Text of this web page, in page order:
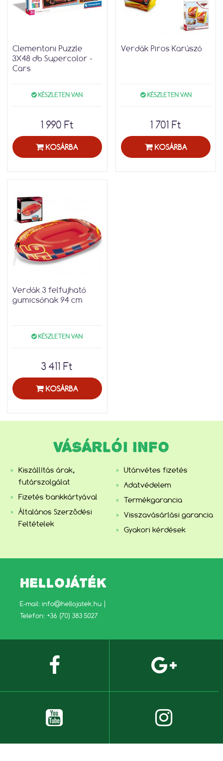
Clementoni Puzzle
3X48 db Supercolor -
Cars
KÉSZLETEN VAN
1 990 Ft
KOSÁRBA
Verdák Piros Karúszó
KÉSZLETEN VAN
1 701 Ft
KOSÁRBA
Verdák 3 felfujható
gumicsónak 94 cm
KÉSZLETEN VAN
3 411 Ft
KOSÁRBA
VÁSÁRLÓI INFO
Kiszállítás árak,
futárszolgálat
Fizetés bankkártyával
Általános Szerződési
Feltételek
Utánvétes fizetés
Adatvédelem
Termékgarancia
Visszavásárlási garancia
Gyakori kérdések
HELLOJÁTÉK
E-mail: info@hellojatek.hu
Telefon: +36 (70) 383 5027